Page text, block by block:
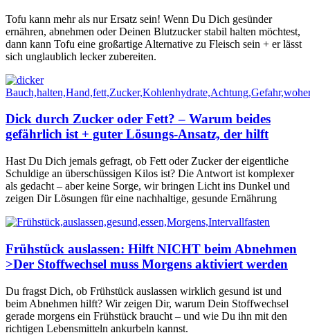
Tofu kann mehr als nur Ersatz sein! Wenn Du Dich gesünder
ernähren, abnehmen oder Deinen Blutzucker stabil halten möchtest,
dann kann Tofu eine großartige Alternative zu Fleisch sein + er lässt
sich unglaublich lecker zubereiten.
Dick durch Zucker oder Fett? – Warum beides
gefährlich ist + guter Lösungs-Ansatz, der hilft
Hast Du Dich jemals gefragt, ob Fett oder Zucker der eigentliche
Schuldige an überschüssigen Kilos ist? Die Antwort ist komplexer
als gedacht – aber keine Sorge, wir bringen Licht ins Dunkel und
zeigen Dir Lösungen für eine nachhaltige, gesunde Ernährung
Frühstück auslassen: Hilft NICHT beim Abnehmen
>Der Stoffwechsel muss Morgens aktiviert werden
Du fragst Dich, ob Frühstück auslassen wirklich gesund ist und
beim Abnehmen hilft? Wir zeigen Dir, warum Dein Stoffwechsel
gerade morgens ein Frühstück braucht – und wie Du ihn mit den
richtigen Lebensmitteln ankurbeln kannst.